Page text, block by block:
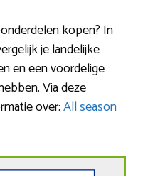
kopen? In
je landelijke
en een voordelige
Via deze
over:All season